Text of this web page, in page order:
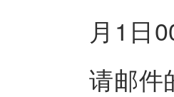
月1日
请邮件